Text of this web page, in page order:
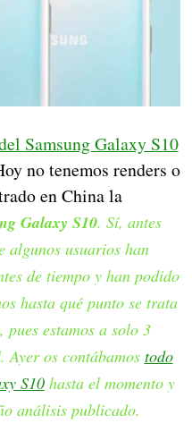
Samsung Galaxy S10
no tenemos renders o
en China la
Galaxy S10. Sí, antes
algunos usuarios han
de tiempo y han podido
hasta qué punto se trata
estamos a solo 3
Ayer os contábamos todo
S10hasta el momento y
análisis publicado.